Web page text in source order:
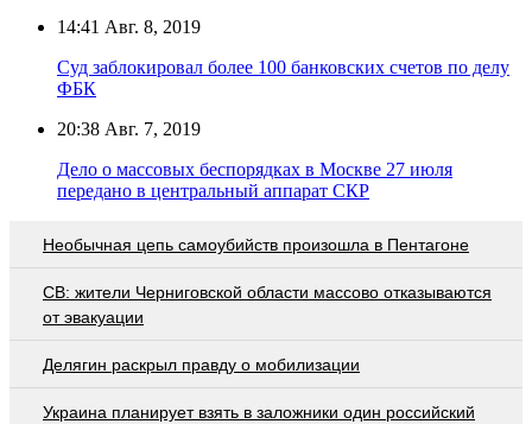
14:41 Авг. 8, 2019
Суд заблокировал более 100 банковских счетов по делу
ФБК
20:38 Авг. 7, 2019
Дело о массовых беспорядках в Москве 27 июля
передано в центральный аппарат СКР
Необычная цепь самоубийств произошла в Пентагоне
СВ: жители Черниговской области массово отказываются
от эвакуации
Делягин раскрыл правду о мобилизации
Украина планирует взять в заложники один российский